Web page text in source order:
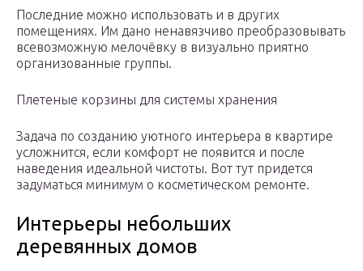
Последние можно использовать и в других
помещениях. Им дано ненавязчиво преобразовывать
всевозможную мелочёвку в визуально приятно
организованные группы.
Плетеные корзины для системы хранения
Задача по созданию уютного интерьера в квартире
усложнится, если комфорт не появится и после
наведения идеальной чистоты. Вот тут придется
задуматься минимум о косметическом ремонте.
Интерьеры небольших
деревянных домов